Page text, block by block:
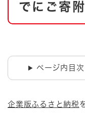
でにご寄
ページ内目次
企業版ふるさと納税